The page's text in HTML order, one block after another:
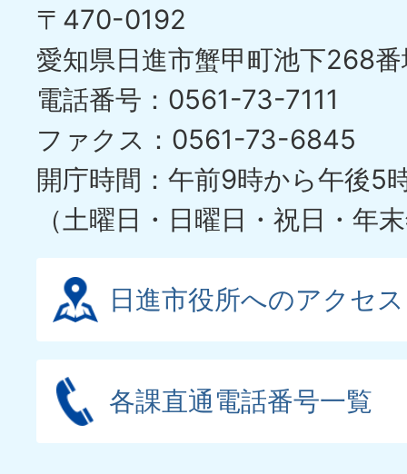
〒470-0192
愛知県日進市蟹甲町池下268
電話番号：0561-73-7111
ファクス：0561-73-6845
開庁時間：午前9時から午後5
（土曜日・日曜日・祝日・年
日進市役所へのアクセス
各課直通電話番号一覧